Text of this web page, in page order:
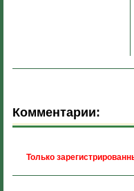
Комментарии:
Только